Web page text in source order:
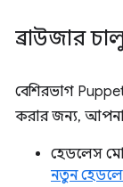
ব্রাউজার
বেশিরভাগ
করার জন্য,
হেডলেস
নতুন